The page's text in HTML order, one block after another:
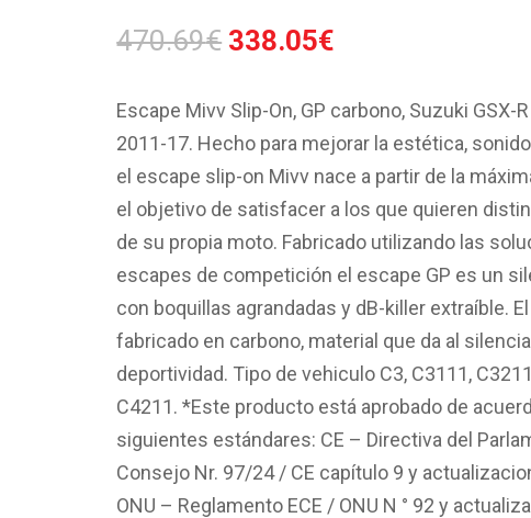
470.69€ El
original
era:
470.69€.
338.05€
actual
es:
338.05€.
Escape Mivv Slip-On, GP carbono, Suzuki GSX-
2011-17. Hecho para mejorar la estética,
el escape slip-on Mivv nace a partir de la
el objetivo de satisfacer a los que quieren
de su propia moto. Fabricado utilizando las
escapes de competición el escape GP es un
con boquillas agrandadas y dB-killer extraíble.
fabricado en carbono, material que da al
deportividad. Tipo de vehiculo C3, C3111,
C4211. *Este producto está aprobado de
siguientes estándares: CE – Directiva del
Consejo Nr. 97/24 / CE capítulo 9 y
ONU – Reglamento ECE / ONU N ° 92 y